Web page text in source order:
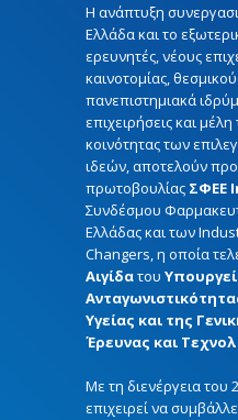
Η ανάπτυξη
Ελλάδα και το
ερευνητές, νέους
καινοτομίας,
πανεπιστημιακά
επιχειρήσεις και
κοινότητας των
ιδεών, αποτελούν
πρωτοβουλίας ΣΦΕΕ
Συνδέσμου
Ελλάδας και των
Changers, η οποία
Αιγίδατου
Υγείας και της
Έρευνας και
Με τη διενέργεια
επιχειρεί να